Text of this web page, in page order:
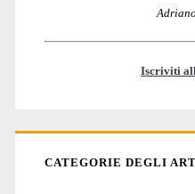
Iscriviti
CATEGORIE DEGLI